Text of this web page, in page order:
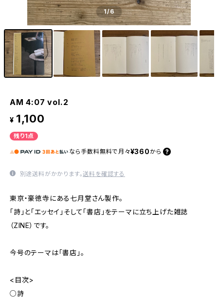
1/6
AM 4:07 vol.2
¥ 1,100
残り1点
なら 手数料無料で 月々¥360 から
別途送料がかかります。送料を確認する
東京・豪徳寺にある七月堂さん製作。
「詩」と「エッセイ」そして「書店」をテーマに立ち上げた雑誌
（ZINE）です。
今号のテーマは「書店」。
<目次>
○詩